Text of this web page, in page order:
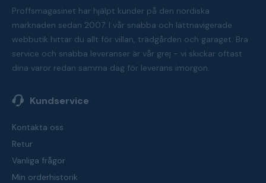
Proffsmagasinet har hjälpt kunder på den nordiska
marknaden sedan 2007. I vår snabba och lättnavigerade
webbutik hittar du allt för villan, trädgården och garaget. Bra
service och snabba leveranser är vår grej - vi skickar oftast
dina varor redan samma dag för leverans imorgon.
Kundservice
Kontakta oss
Retur
Vanliga frågor
Min orderhistorik